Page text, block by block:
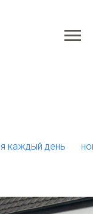
день новый